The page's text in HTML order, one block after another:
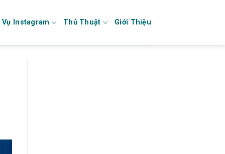
Vụ Instagram Thủ Thuật Giới Thiệu